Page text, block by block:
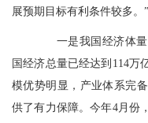
展预期目标有利条件较多。
一是我国经济体量
国经济总量已经达到114万
模优势明显，产业体系完
供了有力保障。今年4月份